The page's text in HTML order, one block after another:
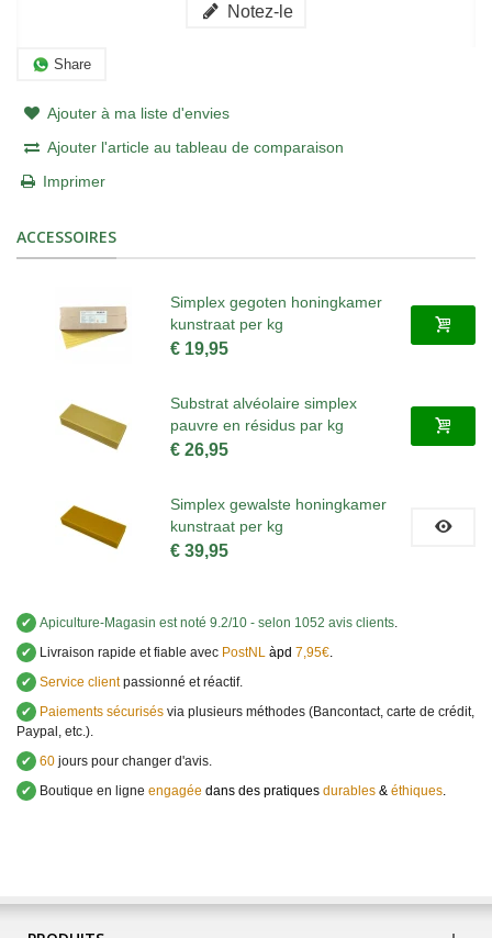
Notez-le
Share
Ajouter à ma liste d'envies
Ajouter l'article au tableau de comparaison
Imprimer
ACCESSOIRES
Simplex gegoten honingkamer
kunstraat per kg
€ 19,95
Substrat alvéolaire simplex
pauvre en résidus par kg
€ 26,95
Simplex gewalste honingkamer
kunstraat per kg
€ 39,95
✔ Apiculture-Magasin est noté 9.2/10 - selon 1052 avis clients.
✔
Livraison rapide et fiable avec PostNL àpd 7,95€.
✔ Service clientpassionné et réactif.
✔
Paiements sécurisés via plusieurs méthodes (Bancontact, carte de crédit,
Paypal, etc.).
✔ 60 jours pour changer d'avis.
✔
Boutique en ligne engagée dans des pratiques durables & éthiques.